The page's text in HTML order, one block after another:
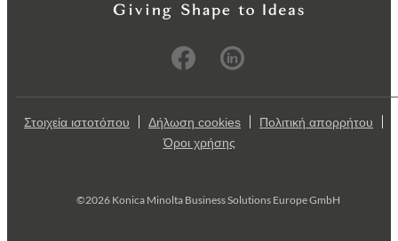
Στοιχεία ιστοτόπου Δήλωση cookies
Πολιτική απορρήτου
Όροι χρήσης
©2026 Konica Minolta Business Solutions Europe GmbH